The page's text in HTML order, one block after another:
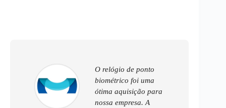
O relógio de ponto
biométrico foi uma
ótima aquisição para
nossa empresa. A